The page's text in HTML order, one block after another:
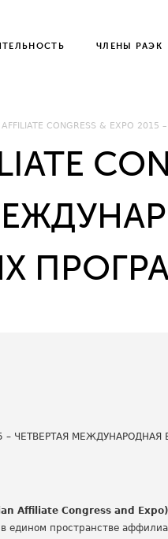
ЧЛЕНЫ РАЭК
AFFILIATE CONGRESS &
Affiliate Congress and Expo)
едином пространстве